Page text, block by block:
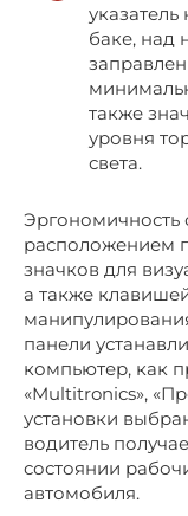
баке, над
также
уровня
света.
Эргономичность
расположением
значков для
а также
панели
компьютер, как
«Multitronics»,
установки
водитель
состоянии
автомобиля.